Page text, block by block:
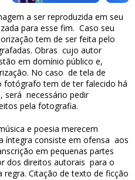
a ser reproduzida em seu
para esse fim. Caso seu
tem de ser feita pelo
Obras cujo autor
em domínio público e,
No caso de tela de
tem de ter falecido há
será necessário pedir
pela fotografia.
e poesia merecem
íntegra consiste em ofensa aos
em pequenas partes
dos direitos autorais para o
regra. Citação de texto de ficção